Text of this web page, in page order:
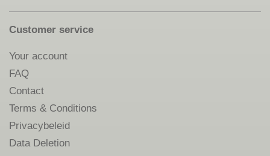
Customer service
Your account
FAQ
Contact
Terms & Conditions
Privacybeleid
Data Deletion